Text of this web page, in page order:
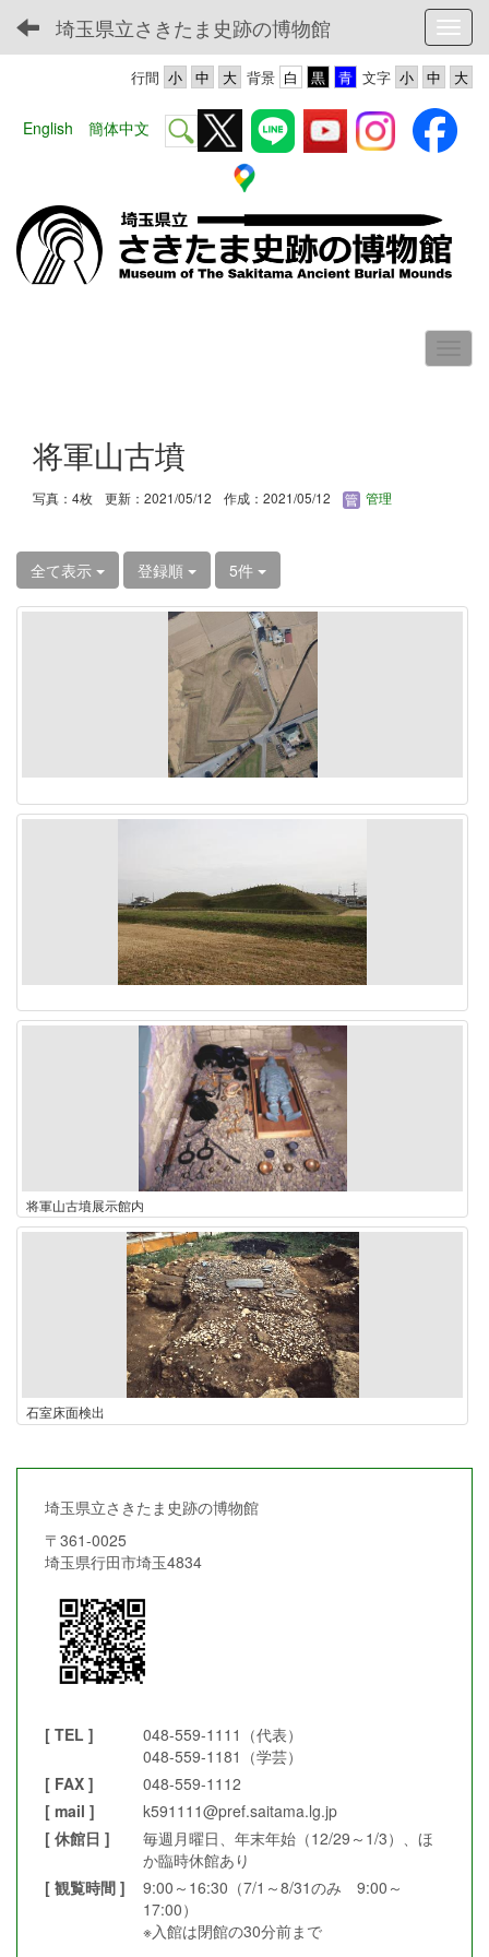
埼玉県立さきたま史跡の博物館
文字
背景
行間
English 簡体中文
将軍山古墳
写真：4枚 更新：2021/05/12 作成：2021/05/12 管理
全て表示 登録順 5件
将軍山古墳展示館内
石室床面検出
埼玉県立さきたま史跡の博物館
〒361-0025
埼玉県行田市埼玉4834
[ TEL ]
048-559-1111（代表）
048-559-1181（学芸）
[ FAX ]
048-559-1112
[ mail ]
k591111@pref.saitama.lg.jp
[ 休館日 ]
毎週月曜日、年末年始（12/29～1/3）、ほ
か臨時休館あり
[ 観覧時間 ]
9:00～16:30（7/1～8/31のみ 9:00～
17:00）
※入館は閉館の30分前まで